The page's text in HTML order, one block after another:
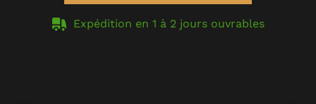
Expédition en 1 à 2 jours ouvrables